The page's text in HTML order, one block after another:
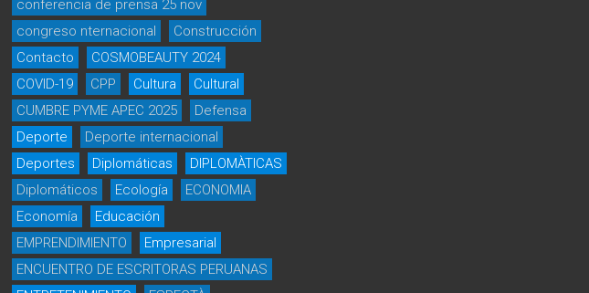
conferencia de prensa 25 nov
congreso nternacional
Construcción
Contacto
COSMOBEAUTY 2024
COVID-19
CPP Cultura
Cultural
CUMBRE PYME APEC 2025
Defensa
Deporte
Deporte internacional
Deportes
Diplomáticas
DIPLOMÀTICAS
Diplomáticos
Ecología
ECONOMIA
Economía
Educación
EMPRENDIMIENTO
Empresarial
ENCUENTRO DE ESCRITORAS PERUANAS